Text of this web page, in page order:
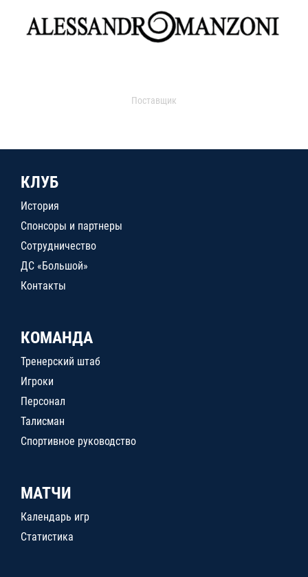
Поставщик
КЛУБ
История
Спонсоры и партнеры
Сотрудничество
ДС «Большой»
Контакты
КОМАНДА
Тренерский штаб
Игроки
Персонал
Талисман
Спортивное руководство
МАТЧИ
Календарь игр
Статистика